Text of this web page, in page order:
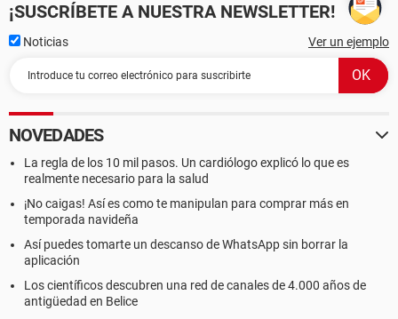
¡SUSCRÍBETE A NUESTRA NEWSLETTER!
Noticias Ver un ejemplo
NOVEDADES
La regla de los 10 mil pasos. Un cardiólogo explicó lo que es
realmente necesario para la salud
¡No caigas! Así es como te manipulan para comprar más en
temporada navideña
Así puedes tomarte un descanso de WhatsApp sin borrar la
aplicación
Los científicos descubren una red de canales de 4.000 años de
antigüedad en Belice